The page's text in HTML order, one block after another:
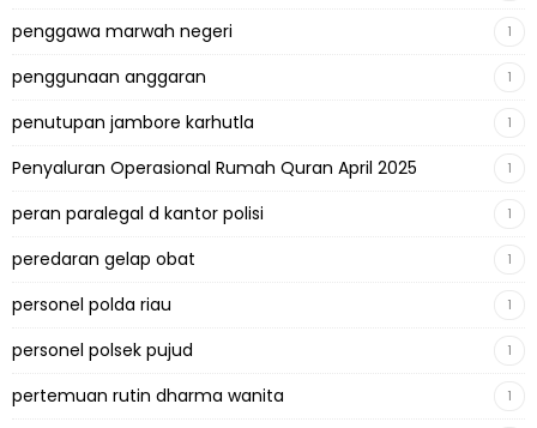
penggawa marwah negeri 1
penggunaan anggaran 1
penutupan jambore karhutla 1
Penyaluran Operasional Rumah Quran April 2025 1
peran paralegal d kantor polisi 1
peredaran gelap obat 1
personel polda riau 1
personel polsek pujud 1
pertemuan rutin dharma wanita 1